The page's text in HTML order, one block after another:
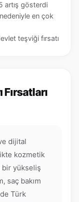
artış gösterdi
en çok
teşviği fırsatı
dijital
kozmetik
bir yükseliş
saç bakım
Türk